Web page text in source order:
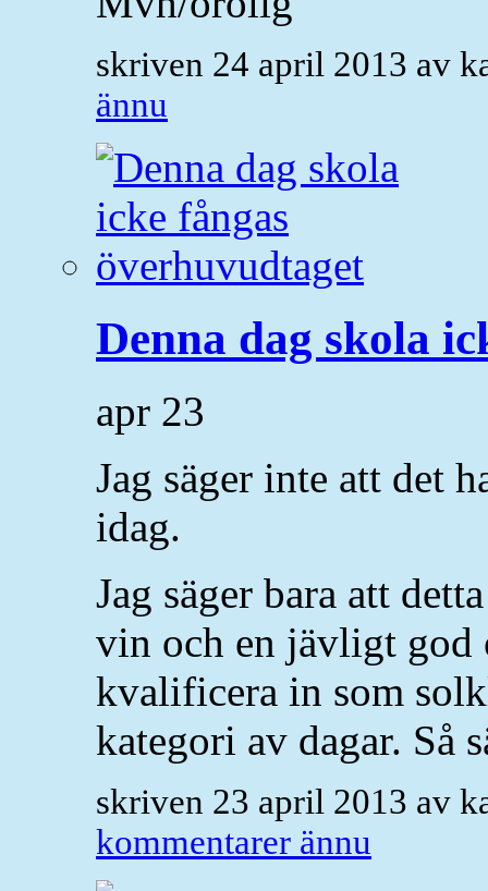
skriven 24 april 2013 av
ännu
Denna dag skola
apr 23
Jag säger inte att det
idag.
Jag säger bara att
vin och en jävligt god
kvalificera in som
kategori av dagar. Så
skriven 23 april 2013 av
kommentarer ännu